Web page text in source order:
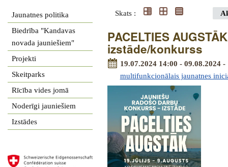
Jaunatnes politika
Biedrība "Kandavas
novada jauniešiem"
Projekti
Skeitparks
Rīcība vides jomā
Noderīgi jauniešiem
Izstādes
Skats :
PACELTIES
izstāde/konkurss
19.07.2024 14:00 - 09.08.2024
multifunkcionālais jaunatnes